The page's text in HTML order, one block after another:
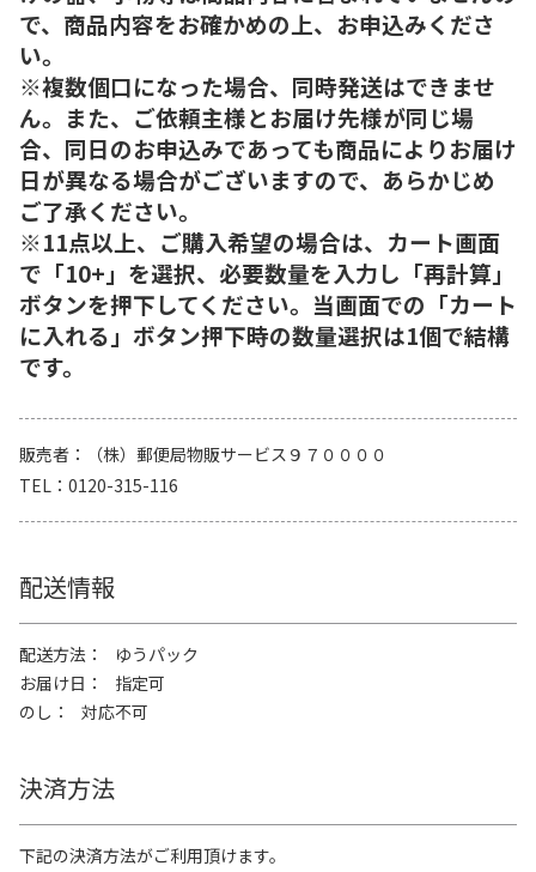
で、商品内容をお確かめの上、お申込みくださ
い。
※複数個口になった場合、同時発送はできませ
ん。また、ご依頼主様とお届け先様が同じ場
合、同日のお申込みであっても商品によりお届け
日が異なる場合がございますので、あらかじめ
ご了承ください。
※11点以上、ご購入希望の場合は、カート画面
で「10+」を選択、必要数量を入力し「再計算」
ボタンを押下してください。当画面での「カート
に入れる」ボタン押下時の数量選択は1個で結構
です。
販売者
（株）郵便局物販サービス９７００００
TEL
0120-315-116
配送情報
配送方法
ゆうパック
お届け日
指定可
のし
対応不可
決済方法
下記の決済方法がご利用頂けます。